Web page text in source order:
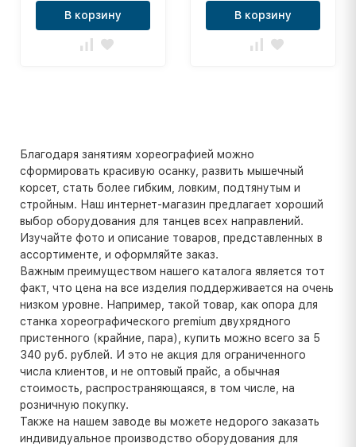
В корзину В корзину
Благодаря занятиям хореографией можно
сформировать красивую осанку, развить мышечный
корсет, стать более гибким, ловким, подтянутым и
стройным. Наш интернет-магазин предлагает хороший
выбор оборудования для танцев всех направлений.
Изучайте фото и описание товаров, представленных в
ассортименте, и оформляйте заказ.
Важным преимуществом нашего каталога является тот
факт, что цена на все изделия поддерживается на очень
низком уровне. Например, такой товар, как опора для
станка хореографического premium двухрядного
пристенного (крайние, пара), купить можно всего за 5
340 руб. рублей. И это не акция для ограниченного
числа клиентов, и не оптовый прайс, а обычная
стоимость, распространяющаяся, в том числе, на
розничную покупку.
Также на нашем заводе вы можете недорого заказать
индивидуальное производство оборудования для